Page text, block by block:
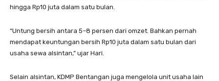
hingga Rp10 juta dalam satu bulan.
“Untung bersih antara 5–8 persen dari omzet. Bahkan pernah
mendapat keuntungan bersih Rp10 juta dalam satu bulan dari
usaha sewa alsintan,” ujar Hari.
Selain alsintan, KDMP Bentangan juga mengelola unit usaha lain